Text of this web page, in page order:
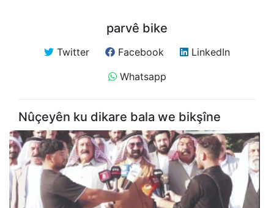
parvê bike
Twitter Facebook
LinkedIn
Whatsapp
Nûçeyên ku dikare bala we bikşîne